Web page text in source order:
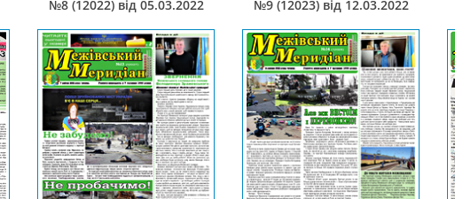
№8 (12022) від 05.03.2022 №9 (12023) від 12.03.2022